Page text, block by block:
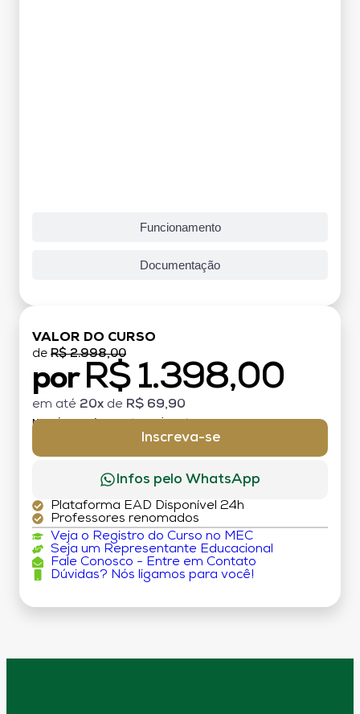
Funcionamento
Documentação
VALOR DO CURSO
de R$ 2.998,00
por R$ 1.398,00
em até 20x de R$ 69,90
MATRÍCULA:
Inscreva-se
Infos pelo WhatsApp
Plataforma EAD Disponível 24h
Professores renomados
Veja o Registro do Curso no MEC
Seja um Representante Educacional
Fale Conosco - Entre em Contato
Dúvidas? Nós ligamos para você!